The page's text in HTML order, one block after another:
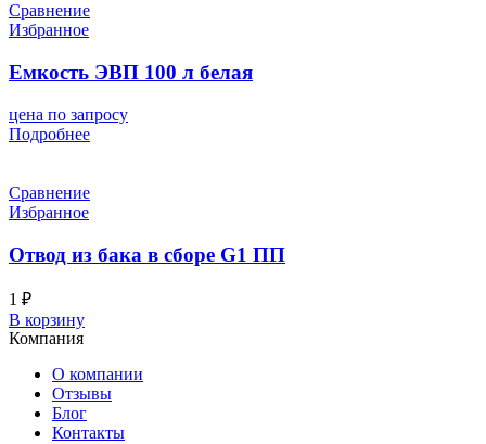
Сравнение
Избранное
Емкость ЭВП 100 л белая
цена по запросу
Подробнее
Сравнение
Избранное
Отвод из бака в сборе G1 ПП
1 ₽
В корзину
Компания
О компании
Отзывы
Блог
Контакты